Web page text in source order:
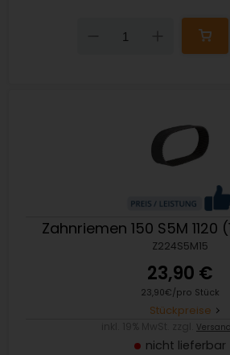
Down
Zahnriemen 150 S5M 1120
Z224S5M15
23,90 €
23,90€/pro Stück
Stückpreise
nicht lieferbar